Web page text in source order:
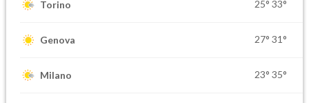
Torino 25° 33°
Genova 27° 31°
Milano 23° 35°